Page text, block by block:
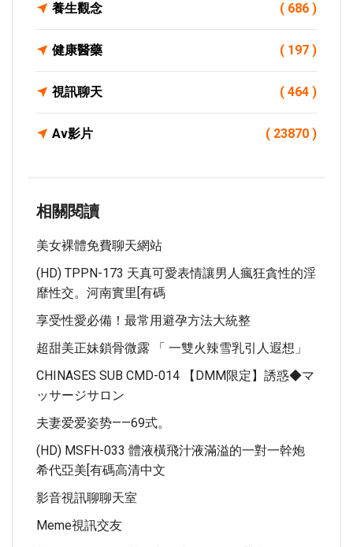
養生觀念 ( 686 )
健康醫藥 ( 197 )
視訊聊天 ( 464 )
Av影片 ( 23870 )
相關閱讀
美女裸體免費聊天網站
(HD) TPPN-173 天真可愛表情讓男人瘋狂貪性的淫
靡性交。河南實里[有碼
享受性愛必備！最常用避孕方法大統整
超甜美正妹鎖骨微露 「 一雙火辣雪乳引人遐想」
CHINASES SUB CMD-014 【DMM限定】誘惑◆マ
ッサージサロン
夫妻爱爱姿势——69式。
(HD) MSFH-033 體液橫飛汁液滿溢的一對一幹炮
希代亞美[有碼高清中文
影音視訊聊聊天室
Meme視訊交友